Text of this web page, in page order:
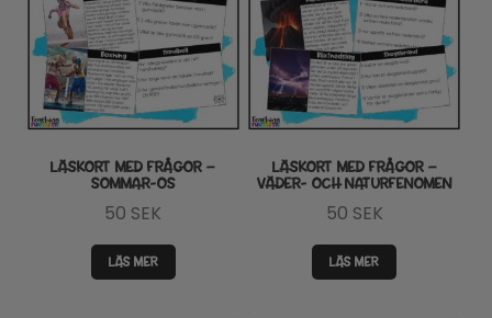
LÄSKORT MED FRÅGOR –
SOMMAR-OS
50 SEK
LÄS MER
LÄSKORT MED FRÅGOR –
VÄDER- OCH NATURFENOMEN
50 SEK
LÄS MER